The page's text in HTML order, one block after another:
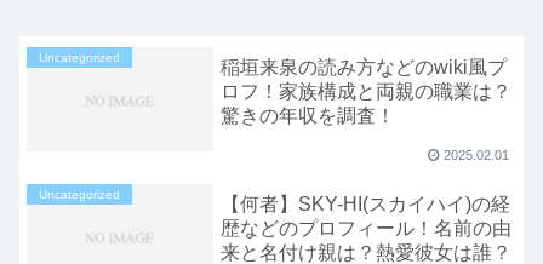
Uncategorized
稲垣来泉の読み方などのwiki風プ
ロフ！家族構成と両親の職業は？
驚きの年収を調査！
2025.02.01
Uncategorized
【何者】SKY-HI(スカイハイ)の経
歴などのプロフィール！名前の由
来と名付け親は？熱愛彼女は誰？